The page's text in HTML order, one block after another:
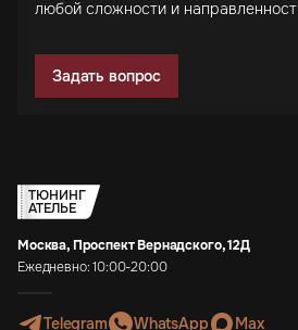
любой сложности и
Задать вопрос
ТЮНИНГ
АТЕЛЬЕ
Москва, Проспект Вернадского, 12Д
Ежедневно: 10:00-20:00
Telegram WhatsApp Max